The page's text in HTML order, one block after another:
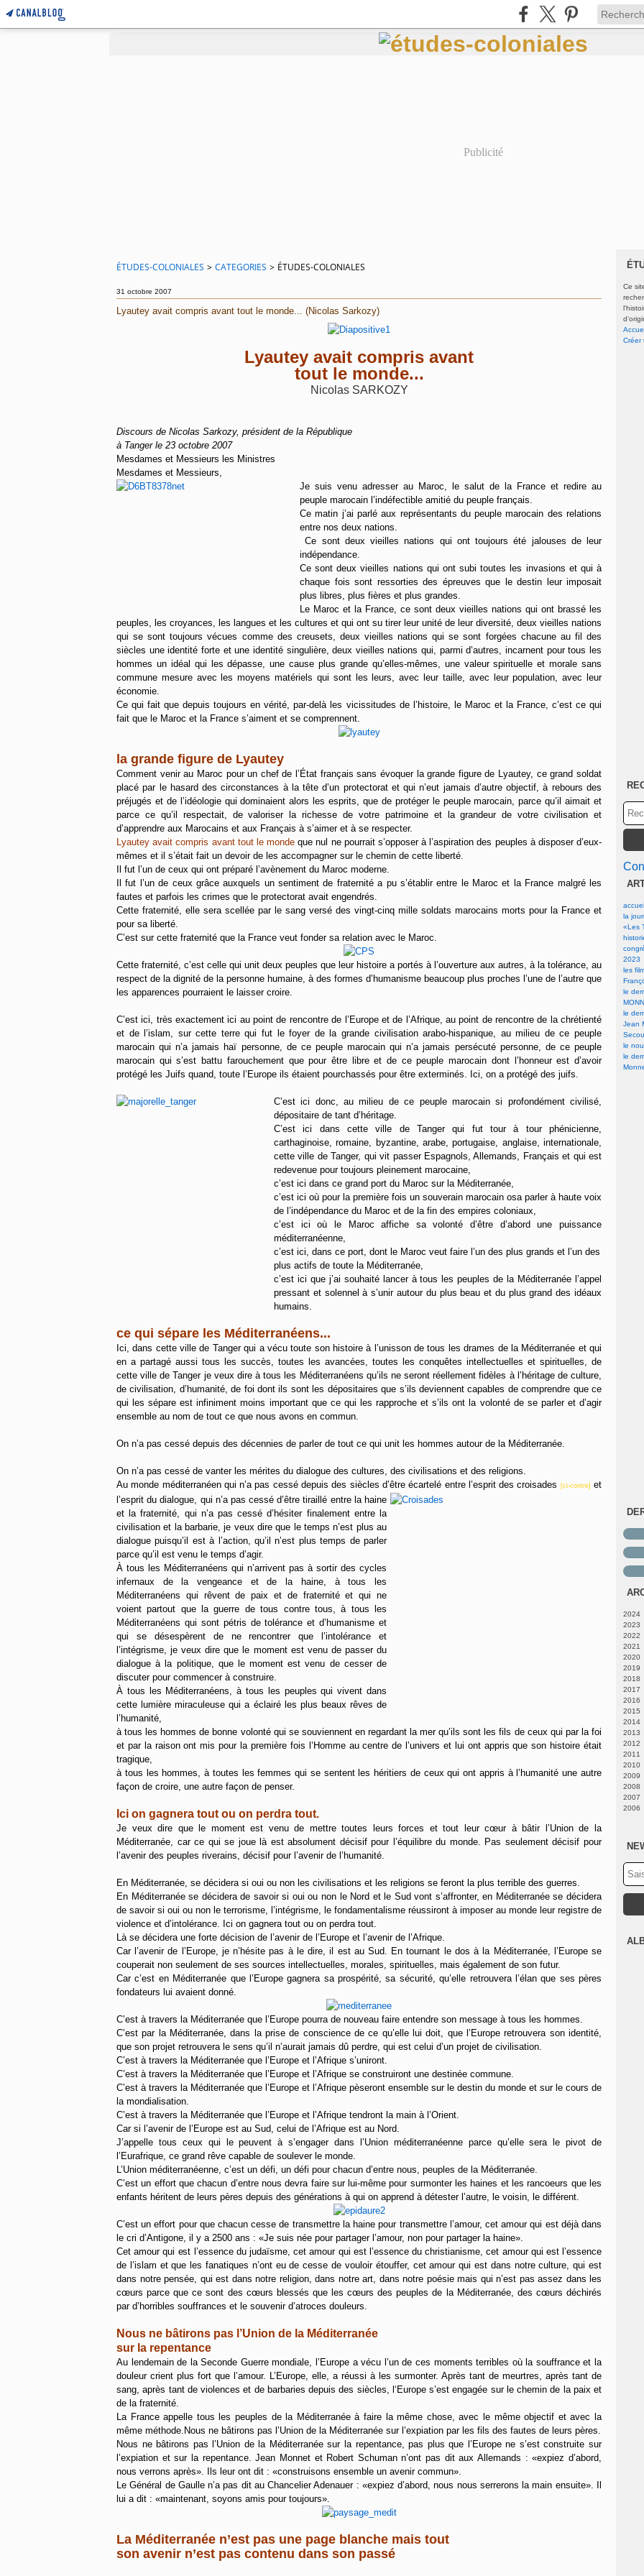
Publicité
ÉTUDES-COLONIALES > CATEGORIES > ÉTUDES-COLONIALES
31 octobre 2007
Lyautey avait compris avant tout le monde... (Nicolas Sarkozy)
Lyautey avait compris avant
tout le monde...
Nicolas SARKOZY
Discours de Nicolas Sarkozy, président de la République
à Tanger le 23 octobre 2007
Mesdames et Messieurs les Ministres
Mesdames et Messieurs,
Je suis venu adresser au Maroc, le salut de la France et redire au
peuple marocain l’indéfectible amitié du peuple français.
Ce matin j’ai parlé aux représentants du peuple marocain des relations
entre nos deux nations.
Ce sont deux vieilles nations qui ont toujours été jalouses de leur
indépendance.
Ce sont deux vieilles nations qui ont subi toutes les invasions et qui à
chaque fois sont ressorties des épreuves que le destin leur imposait
plus libres, plus fières et plus grandes.
Le Maroc et la France, ce sont deux vieilles nations qui ont brassé les
peuples, les croyances, les langues et les cultures et qui ont su tirer leur unité de leur diversité, deux vieilles nations
qui se sont toujours vécues comme des creusets, deux vieilles nations qui se sont forgées chacune au fil des
siècles une identité forte et une identité singulière, deux vieilles nations qui, parmi d’autres, incarnent pour tous les
hommes un idéal qui les dépasse, une cause plus grande qu’elles-mêmes, une valeur spirituelle et morale sans
commune mesure avec les moyens matériels qui sont les leurs, avec leur taille, avec leur population, avec leur
économie.
Ce qui fait que depuis toujours en vérité, par-delà les vicissitudes de l’histoire, le Maroc et la France, c’est ce qui
fait que le Maroc et la France s’aiment et se comprennent.
la grande figure de Lyautey
Comment venir au Maroc pour un chef de l’État français sans évoquer la grande figure de Lyautey, ce grand soldat
placé par le hasard des circonstances à la tête d’un protectorat et qui n’eut jamais d’autre objectif, à rebours des
préjugés et de l’idéologie qui dominaient alors les esprits, que de protéger le peuple marocain, parce qu’il aimait et
parce ce qu’il respectait, de valoriser la richesse de votre patrimoine et la grandeur de votre civilisation et
d’apprendre aux Marocains et aux Français à s’aimer et à se respecter.
Lyautey avait compris avant tout le monde que nul ne pourrait s’opposer à l’aspiration des peuples à disposer d’eux-
mêmes et il s’était fait un devoir de les accompagner sur le chemin de cette liberté.
Il fut l’un de ceux qui ont préparé l’avènement du Maroc moderne.
Il fut l’un de ceux grâce auxquels un sentiment de fraternité a pu s’établir entre le Maroc et la France malgré les
fautes et parfois les crimes que le protectorat avait engendrés.
Cette fraternité, elle sera scellée par le sang versé des vingt-cinq mille soldats marocains morts pour la France et
pour sa liberté.
C’est sur cette fraternité que la France veut fonder sa relation avec le Maroc.
Cette fraternité, c’est celle qui unit deux peuples que leur histoire a portés à l’ouverture aux autres, à la tolérance, au
respect de la dignité de la personne humaine, à des formes d’humanisme beaucoup plus proches l’une de l’autre que
les apparences pourraient le laisser croire.
C’est ici, très exactement ici au point de rencontre de l’Europe et de l’Afrique, au point de rencontre de la chrétienté
et de l’islam, sur cette terre qui fut le foyer de la grande civilisation arabo-hispanique, au milieu de ce peuple
marocain qui n’a jamais haï personne, de ce peuple marocain qui n’a jamais persécuté personne, de ce peuple
marocain qui s’est battu farouchement que pour être libre et de ce peuple marocain dont l’honneur est d’avoir
protégé les Juifs quand, toute l’Europe ils étaient pourchassés pour être exterminés. Ici, on a protégé des juifs.
C’est ici donc, au milieu de ce peuple marocain si profondément civilisé,
dépositaire de tant d’héritage.
C’est ici dans cette ville de Tanger qui fut tour à tour phénicienne,
carthaginoise, romaine, byzantine, arabe, portugaise, anglaise, internationale,
cette ville de Tanger, qui vit passer Espagnols, Allemands, Français et qui est
redevenue pour toujours pleinement marocaine,
c’est ici dans ce grand port du Maroc sur la Méditerranée,
c’est ici où pour la première fois un souverain marocain osa parler à haute voix
de l’indépendance du Maroc et de la fin des empires coloniaux,
c’est ici où le Maroc affiche sa volonté d’être d’abord une puissance
méditerranéenne,
c’est ici, dans ce port, dont le Maroc veut faire l’un des plus grands et l’un des
plus actifs de toute la Méditerranée,
c’est ici que j’ai souhaité lancer à tous les peuples de la Méditerranée l’appel
pressant et solennel à s’unir autour du plus beau et du plus grand des idéaux
humains.
ce qui sépare les Méditerranéens...
Ici, dans cette ville de Tanger qui a vécu toute son histoire à l’unisson de tous les drames de la Méditerranée et qui
en a partagé aussi tous les succès, toutes les avancées, toutes les conquêtes intellectuelles et spirituelles, de
cette ville de Tanger je veux dire à tous les Méditerranéens qu’ils ne seront réellement fidèles à l’héritage de culture,
de civilisation, d’humanité, de foi dont ils sont les dépositaires que s’ils deviennent capables de comprendre que ce
qui les sépare est infiniment moins important que ce qui les rapproche et s’ils ont la volonté de se parler et d’agir
ensemble au nom de tout ce que nous avons en commun.
On n’a pas cessé depuis des décennies de parler de tout ce qui unit les hommes autour de la Méditerranée.
On n’a pas cessé de vanter les mérites du dialogue des cultures, des civilisations et des religions.
Au monde méditerranéen qui n’a pas cessé depuis des siècles d’être écartelé entre l’esprit des croisades
[ci-contre] et
l’esprit du dialogue, qui n’a pas cessé d’être tiraillé entre la haine
et la fraternité, qui n’a pas cessé d’hésiter finalement entre la
civilisation et la barbarie, je veux dire que le temps n’est plus au
dialogue puisqu’il est à l’action, qu’il n’est plus temps de parler
parce qu’il est venu le temps d’agir.
À tous les Méditerranéens qui n’arrivent pas à sortir des cycles
infernaux de la vengeance et de la haine, à tous les
Méditerranéens qui rêvent de paix et de fraternité et qui ne
voient partout que la guerre de tous contre tous, à tous les
Méditerranéens qui sont pétris de tolérance et d’humanisme et
qui se désespèrent de ne rencontrer que l’intolérance et
l’intégrisme, je veux dire que le moment est venu de passer du
dialogue à la politique, que le moment est venu de cesser de
discuter pour commencer à construire.
À tous les Méditerranéens, à tous les peuples qui vivent dans
cette lumière miraculeuse qui a éclairé les plus beaux rêves de
l’humanité,
à tous les hommes de bonne volonté qui se souviennent en regardant la mer qu’ils sont les fils de ceux qui par la foi
et par la raison ont mis pour la première fois l’Homme au centre de l’univers et lui ont appris que son histoire était
tragique,
à tous les hommes, à toutes les femmes qui se sentent les héritiers de ceux qui ont appris à l’humanité une autre
façon de croire, une autre façon de penser.
Ici on gagnera tout ou on perdra tout.
Je veux dire que le moment est venu de mettre toutes leurs forces et tout leur cœur à bâtir l’Union de la
Méditerranée, car ce qui se joue là est absolument décisif pour l’équilibre du monde. Pas seulement décisif pour
l’avenir des peuples riverains, décisif pour l’avenir de l’humanité.
En Méditerranée, se décidera si oui ou non les civilisations et les religions se feront la plus terrible des guerres.
En Méditerranée se décidera de savoir si oui ou non le Nord et le Sud vont s’affronter, en Méditerranée se décidera
de savoir si oui ou non le terrorisme, l’intégrisme, le fondamentalisme réussiront à imposer au monde leur registre de
violence et d’intolérance. Ici on gagnera tout ou on perdra tout.
Là se décidera une forte décision de l’avenir de l’Europe et l’avenir de l’Afrique.
Car l’avenir de l’Europe, je n’hésite pas à le dire, il est au Sud. En tournant le dos à la Méditerranée, l’Europe se
couperait non seulement de ses sources intellectuelles, morales, spirituelles, mais également de son futur.
Car c’est en Méditerranée que l’Europe gagnera sa prospérité, sa sécurité, qu’elle retrouvera l’élan que ses pères
fondateurs lui avaient donné.
C’est à travers la Méditerranée que l’Europe pourra de nouveau faire entendre son message à tous les hommes.
C’est par la Méditerranée, dans la prise de conscience de ce qu’elle lui doit, que l’Europe retrouvera son identité,
que son projet retrouvera le sens qu’il n’aurait jamais dû perdre, qui est celui d’un projet de civilisation.
C’est à travers la Méditerranée que l’Europe et l’Afrique s’uniront.
C’est à travers la Méditerranée que l’Europe et l’Afrique se construiront une destinée commune.
C’est à travers la Méditerranée que l’Europe et l’Afrique pèseront ensemble sur le destin du monde et sur le cours de
la mondialisation.
C’est à travers la Méditerranée que l’Europe et l’Afrique tendront la main à l’Orient.
Car si l’avenir de l’Europe est au Sud, celui de l’Afrique est au Nord.
J’appelle tous ceux qui le peuvent à s’engager dans l’Union méditerranéenne parce qu’elle sera le pivot de
l’Eurafrique, ce grand rêve capable de soulever le monde.
L’Union méditerranéenne, c’est un défi, un défi pour chacun d’entre nous, peuples de la Méditerranée.
C’est un effort que chacun d’entre nous devra faire sur lui-même pour surmonter les haines et les rancoeurs que les
enfants héritent de leurs pères depuis des générations à qui on apprend à détester l’autre, le voisin, le différent.
C’est un effort pour que chacun cesse de transmettre la haine pour transmettre l’amour, cet amour qui est déjà dans
le cri d’Antigone, il y a 2500 ans : «Je suis née pour partager l’amour, non pour partager la haine».
Cet amour qui est l’essence du judaïsme, cet amour qui est l’essence du christianisme, cet amour qui est l’essence
de l’islam et que les fanatiques n’ont eu de cesse de vouloir étouffer, cet amour qui est dans notre culture, qui est
dans notre pensée, qui est dans notre religion, dans notre art, dans notre poésie mais qui n’est pas assez dans les
cœurs parce que ce sont des cœurs blessés que les cœurs des peuples de la Méditerranée, des cœurs déchirés
par d’horribles souffrances et le souvenir d’atroces douleurs.
Nous ne bâtirons pas l’Union de la Méditerranée
sur la repentance
Au lendemain de la Seconde Guerre mondiale, l’Europe a vécu l’un de ces moments terribles où la souffrance et la
douleur crient plus fort que l’amour. L’Europe, elle, a réussi à les surmonter. Après tant de meurtres, après tant de
sang, après tant de violences et de barbaries depuis des siècles, l‘Europe s’est engagée sur le chemin de la paix et
de la fraternité.
La France appelle tous les peuples de la Méditerranée à faire la même chose, avec le même objectif et avec la
même méthode.Nous ne bâtirons pas l’Union de la Méditerranée sur l’expiation par les fils des fautes de leurs pères.
Nous ne bâtirons pas l’Union de la Méditerranée sur la repentance, pas plus que l’Europe ne s’est construite sur
l’expiation et sur la repentance. Jean Monnet et Robert Schuman n’ont pas dit aux Allemands : «expiez d’abord,
nous verrons après». Ils leur ont dit : «construisons ensemble un avenir commun».
Le Général de Gaulle n’a pas dit au Chancelier Adenauer : «expiez d’abord, nous nous serrerons la main ensuite». Il
lui a dit : «maintenant, soyons amis pour toujours».
La Méditerranée n’est pas une page blanche mais tout
son avenir n’est pas contenu dans son passé
Ce
Créer
la
«Les
2023
les
le
le
Jean
le
le
2024
2023
2022
2021
2020
2019
2018
2017
2016
2015
2014
2013
2012
2011
2010
2009
2008
2007
2006